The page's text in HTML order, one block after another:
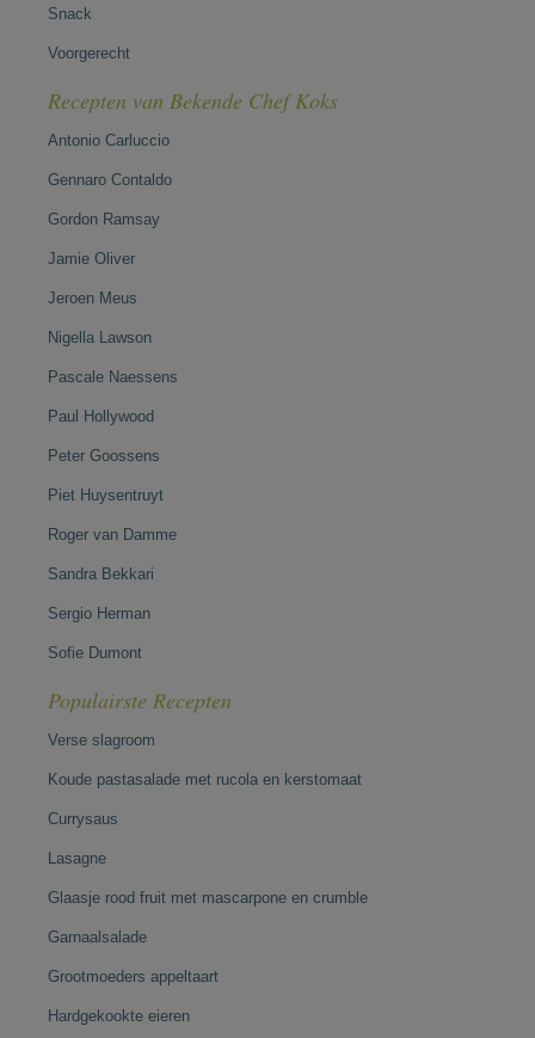
Snack
Voorgerecht
Recepten van Bekende Chef Koks
Antonio Carluccio
Gennaro Contaldo
Gordon Ramsay
Jamie Oliver
Jeroen Meus
Nigella Lawson
Pascale Naessens
Paul Hollywood
Peter Goossens
Piet Huysentruyt
Roger van Damme
Sandra Bekkari
Sergio Herman
Sofie Dumont
Populairste Recepten
Verse slagroom
Koude pastasalade met rucola en kerstomaat
Currysaus
Lasagne
Glaasje rood fruit met mascarpone en crumble
Garnaalsalade
Grootmoeders appeltaart
Hardgekookte eieren